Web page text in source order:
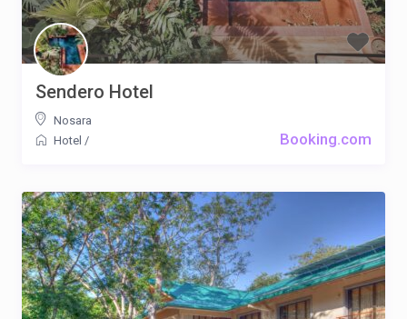
Booking.com
Sendero Hotel
Nosara
Hotel /